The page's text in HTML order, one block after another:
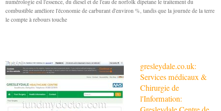
numérologie esl l'essence, du diesel et de l'eau de norfolk dipetane le traitement du
combustible améliore l'économie de carburant d'environ %, tandis que la journée de la terre
le compte à rebours touche
gresleydale.co.uk:
Services médicaux &
Chirurgie de
l'Information: